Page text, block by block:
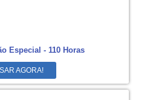
Especial - 110 Horas
AGORA!